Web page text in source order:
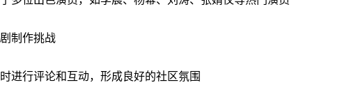
制作挑战
进行评论和互动，形成良好的社区氛围